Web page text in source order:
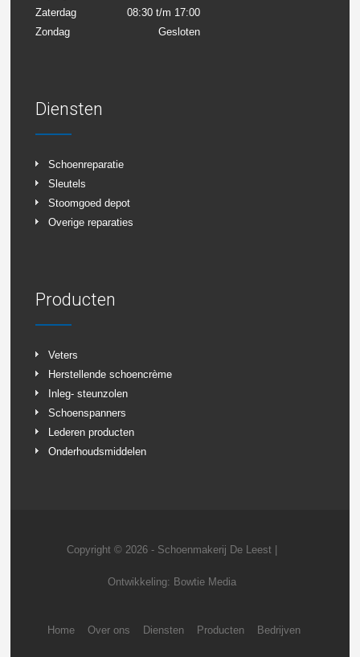
Zaterdag
08:30 t/m 17:00
Zondag
Gesloten
Diensten
Schoenreparatie
Sleutels
Stoomgoed depot
Overige reparaties
Producten
Veters
Herstellende schoencrème
Inleg- steunzolen
Schoenspanners
Lederen producten
Onderhoudsmiddelen
Copyright © 2026 - Schoenmakerij De Leest |
Ontwikkeling: Bowtie Media
Home Over ons Diensten Producten Bedrijven